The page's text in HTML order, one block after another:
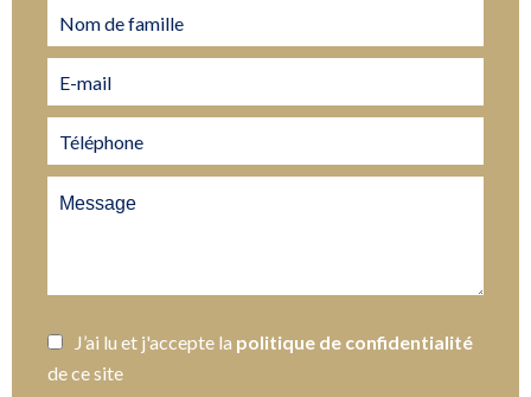
J’ai lu et j'accepte la politique de confidentialité
de ce site